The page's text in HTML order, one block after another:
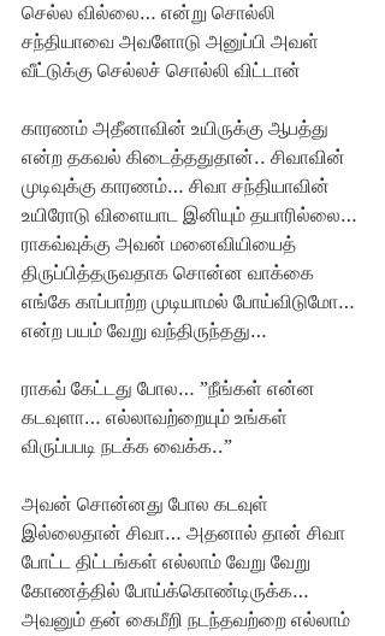
செல்ல வில்லை… என்று சொல்லி
சந்தியாவை அவளோடு அனுப்பி அவள்
வீட்டுக்கு செல்லச் சொல்லி விட்டான்
காரணம் அதீனாவின் உயிருக்கு ஆபத்து
என்ற தகவல் கிடைத்ததுதான்.. சிவாவின்
முடிவுக்கு காரணம்… சிவா சந்தியாவின்
உயிரோடு விளையாட இனியும் தயாரில்லை…
ராகவ்வுக்கு அவன் மனைவியியைத்
திருப்பித்தருவதாக சொன்ன வாக்கை
எங்கே காப்பாற்ற முடியாமல் போய்விடுமோ…
என்ற பயம் வேறு வந்திருந்தது…
ராகவ் கேட்டது போல… ”நீங்கள் என்ன
கடவுளா… எல்லாவற்றையும் உங்கள்
விருப்பபடி நடக்க வைக்க..”
அவன் சொன்னது போல கடவுள்
இல்லைதான் சிவா… அதனால் தான் சிவா
போட்ட திட்டங்கள் எல்லாம் வேறு வேறு
கோணத்தில் போய்க்கொண்டிருக்க…
அவனும் தன் கைமீறி நடந்தவற்றை எல்லாம்